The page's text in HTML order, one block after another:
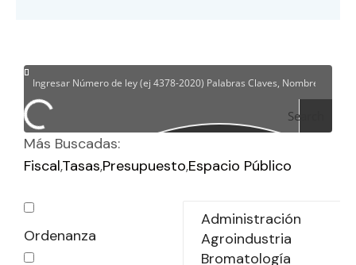
Search
Más Buscadas:
FiscalTasas Presupuesto Espacio Público
Ordenanza